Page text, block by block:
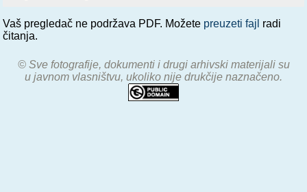
Vaš pregledač ne podržava PDF. Možete preuzeti fajl radi
čitanja.
© Sve fotografije, dokumenti i drugi arhivski materijali su
u javnom vlasništvu, ukoliko nije drukčije naznačeno.